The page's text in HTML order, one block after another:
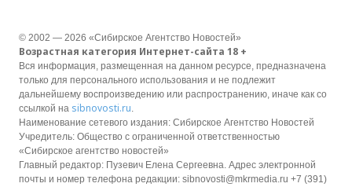
© 2002 — 2026 «Сибирское Агентство Новостей»
Возрастная категория Интернет-сайта 18 +
Вся информация, размещенная на данном ресурсе, предназначена
только для персонального использования и не подлежит
дальнейшему воспроизведению или распространению, иначе как со
ссылкой на sibnovosti.ru.
Наименование сетевого издания: Сибирское Агентство Новостей
Учредитель: Общество с ограниченной ответственностью
«Сибирское агентство новостей»
Главный редактор: Пузевич Елена Сергеевна. Адрес электронной
почты и номер телефона редакции: sibnovosti@mkrmedia.ru +7 (391)